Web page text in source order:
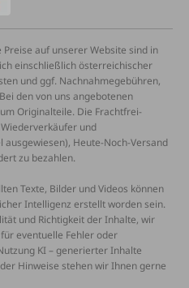
auf unserer Website sind in
einschließlich österreichischer
und ggf. Nachnahmegebühren,
den von uns angebotenen
Originalteile. Die Frachtfrei-
und
Heute-Noch-Versand
zu bezahlen.
Texte, Bilder und Videos können
Intelligenz erstellt worden sein.
und Richtigkeit der Inhalte, wir
eventuelle Fehler oder
KI – generierter Inhalte
Hinweise stehen wir Ihnen gerne